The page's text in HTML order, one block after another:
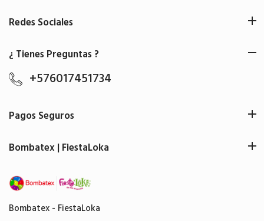
Bombatex - FiestaLoka
Redes Sociales
¿ Tienes Preguntas ?
+576017451734
Pagos Seguros
Bombatex | FiestaLoka